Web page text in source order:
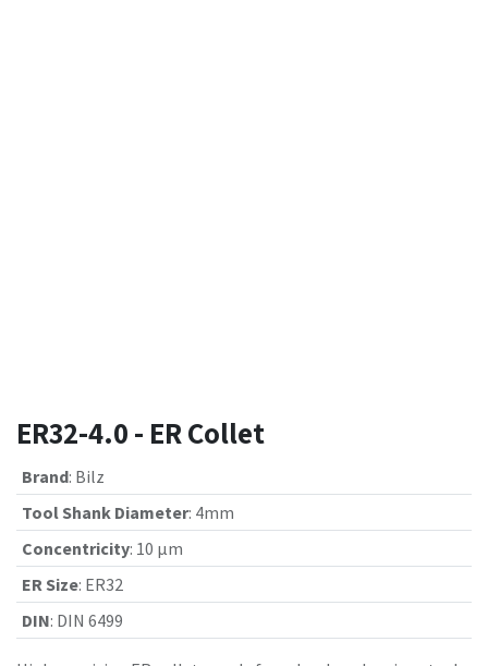
ER32-4.0 - ER Collet
Brand: Bilz
Tool Shank Diameter: 4mm
Concentricity: 10 µm
ER Size: ER32
DIN: DIN 6499